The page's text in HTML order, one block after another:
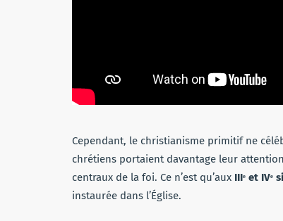
Cependant, le christianisme primitif ne
chrétiens portaient davantage leur
centraux de la foi. Ce n’est qu’aux IIIᵉ et IVᵉ
instaurée dans l’Église.